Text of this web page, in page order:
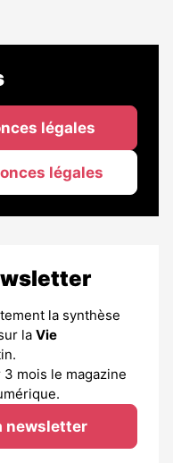
légales
légales
la synthèse
la Vie
mois le magazine
newsletter